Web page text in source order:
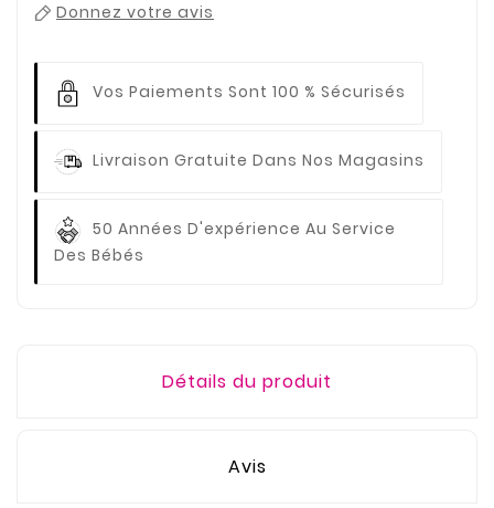
Donnez votre avis
Vos Paiements Sont 100 % Sécurisés
Livraison Gratuite Dans Nos Magasins
50 Années D'expérience Au Service
Des Bébés
Détails du produit
Avis